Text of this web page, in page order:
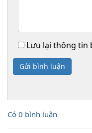
Lưu lại thông tin
Gửi bình luận
Có 0 bình luận